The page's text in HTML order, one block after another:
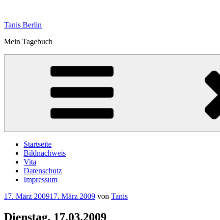
springen
Tanis Berlin
Mein Tagebuch
Startseite
Bildnachweis
Vita
Datenschutz
Impressum
Veröffentlicht
17. März 200917. März 2009 von Tanis
Dienstag, 17.03.2009